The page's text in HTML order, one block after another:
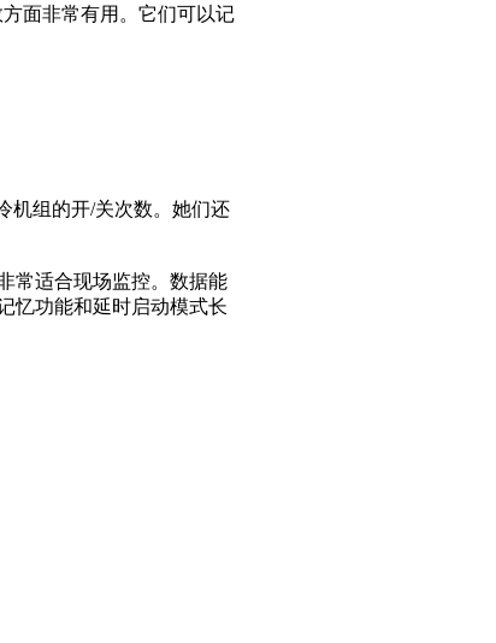
面非常有用。它们可以记
机组的开/关次数。她们还
常适合现场监控。数据能
忆功能和延时启动模式长